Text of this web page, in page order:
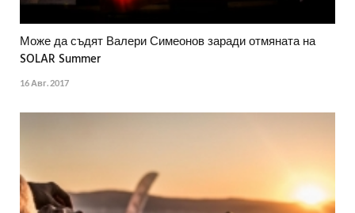
Може да съдят Валери Симеонов заради отмяната на
SOLAR Summer
16 Авг. 2017